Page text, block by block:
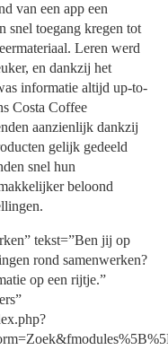
van een app een
snel toegang kregen tot
Leren werd
en dankzij het
informatie altijd up-to-
Costa Coffee
aanzienlijk dankzij
gelijk gedeeld
snel hun
beloond
tekst=”Ben jij op
rond samenwerken?
op een rijtje.”